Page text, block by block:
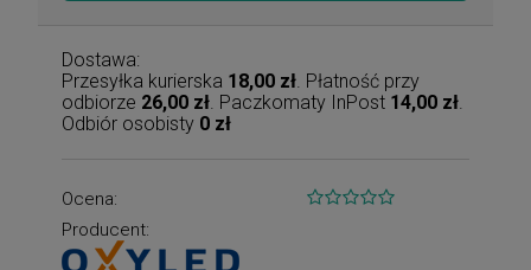
Dostawa:
Przesyłka kurierska 18,00 zł . Płatność przy
odbiorze 26,00 zł . Paczkomaty InPost 14,00 zł
Odbiór osobisty 0 zł
Ocena:
Producent: